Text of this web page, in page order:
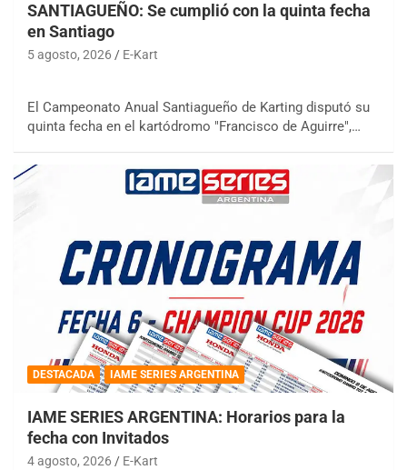
SANTIAGUEÑO: Se cumplió con la quinta fecha
en Santiago
5 agosto, 2026 E-Kart
El Campeonato Anual Santiagueño de Karting disputó su
quinta fecha en el kartódromo "Francisco de Aguirre",…
DESTACADA IAME SERIES ARGENTINA
IAME SERIES ARGENTINA: Horarios para la
fecha con Invitados
4 agosto, 2026 E-Kart